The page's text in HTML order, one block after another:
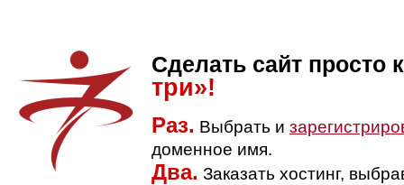
Сделать сайт просто
три»!
Раз. Выбрать и
доменное имя.
Два. Заказать хостинг,